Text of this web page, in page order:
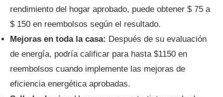
rendimiento del hogar aprobado, puede obtener $ 75 a
$ 150 en reembolsos según el resultado.
Mejoras en toda la casa: Después de su evaluación
de energía, podría calificar para hasta $1150 en
reembolsos cuando implemente las mejoras de
eficiencia energética aprobadas.